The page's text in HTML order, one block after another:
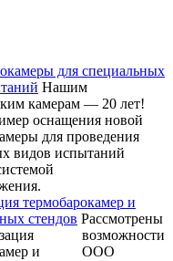
для специальных
Нашим
камерам — 20 лет!
оснащения новой
для проведения
видов испытаний
термобарокамер и
стендов Рассмотрены
возможности
ООО